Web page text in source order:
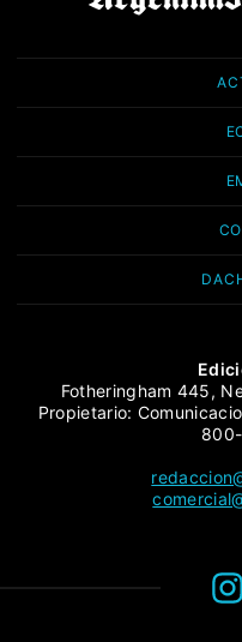
Fotheringham 445,
Propietario: